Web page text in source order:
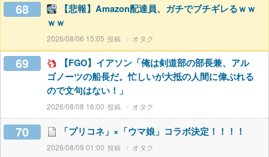
68
【悲報】Amazon配達員、ガチでブチギレるｗｗ
ｗｗ
2026/08/06 15:05 オタク
69
【FGO】イアソン「俺は剣道部の部長兼、アル
ゴノーツの船長だ。忙しいが大抵の人間に偉ぶれる
ので文句はない！」
2026/08/08 16:00 オタク
70 「プリコネ」×「ウマ娘」コラボ決定！！！！
2026/08/09 01:00 オタク